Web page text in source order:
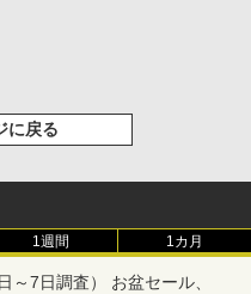
に戻る
1週間 1カ月
～7日調査） お盆セール、